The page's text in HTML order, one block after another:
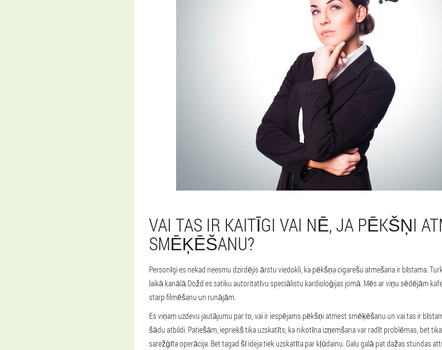
VAI TAS IR KAITĪGI VAI NĒ, JA PĒKŠŅI
SMĒĶĒŠANU?
Personīgi es nekad neesmu dzirdējis ārstu viedokli, ka pēkšņa cigarešu atmešana ir bīstama.
laikā kanālā Dožd es satiku autoritatīvu speciālistu kardioloģijas jomā. Mēs ar viņu sēdējām
starp filmēšanu un runājām.
Es viņam uzdevu jautājumu par to, vai ir iespējams pēkšņi atmest smēķēšanu un vai tas ir
šādu atbildi. Patiešām, iepriekš tika uzskatīts, ka nikotīna izņemšana var radīt problēmas, bet
sarežģīta operācija. Bet tagad šī ideja tiek uzskatīta par kļūdainu. Galu galā pat dažas stundas